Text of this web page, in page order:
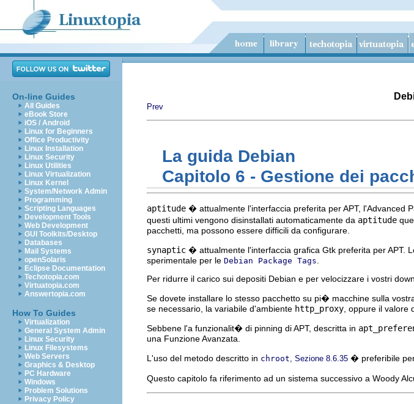
On-line Guides
All Guides
eBook Store
iOS / Android
Linux for Beginners
Office Productivity
Linux Installation
Linux Security
Linux Utilities
Linux Virtualization
Linux Kernel
System/Network Admin
Programming
Scripting Languages
Development Tools
Web Development
GUI Toolkits/Desktop
Databases
Mail Systems
openSolaris
Eclipse Documentation
Techotopia.com
Virtuatopia.com
Answertopia.com
How To Guides
Virtualization
General System Admin
Linux Security
Linux Filesystems
Web Servers
Graphics & Desktop
PC Hardware
Windows
Problem Solutions
Privacy Policy
Prev
La guida Debian
Capitolo 6 - Gestione dei
aptitude � attualmente l'interfaccia preferita per APT, l'Advanced
questi ultimi vengono disinstallati automaticamente da aptitude
pacchetti, ma possono essere difficili da configurare.
synaptic � attualmente l'interfaccia grafica Gtk preferita per
sperimentale per le Debian Package Tags
Per ridurre il carico sui depositi Debian e per velocizzare i vostri
Se dovete installare lo stesso pacchetto su pi� macchine sulla
se necessario, la variabile d'ambiente http_proxy , oppure il valore
Sebbene l'a funzionalit� di pinning di APT, descritta in
una Funzione Avanzata.
L'uso del metodo descritto in chroot, Sezione 8.6.35 � preferibile
Questo capitolo fa riferimento ad un sistema successivo a Woody